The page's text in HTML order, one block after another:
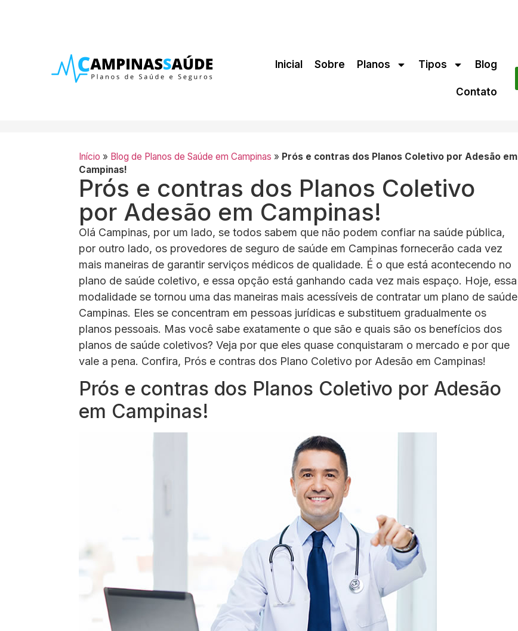
Inicial Sobre Planos Tipos Blog
Contato
Início » Blog de Planos de Saúde em Campinas » Prós e contras dos Planos Coletivo por Adesão em
Campinas!
Prós e contras dos Planos Coletivo
por Adesão em Campinas!
Olá Campinas, por um lado, se todos sabem que não podem confiar na saúde pública,
por outro lado, os provedores de seguro de saúde em Campinas fornecerão cada vez
mais maneiras de garantir serviços médicos de qualidade. É o que está acontecendo no
plano de saúde coletivo, e essa opção está ganhando cada vez mais espaço. Hoje, essa
modalidade se tornou uma das maneiras mais acessíveis de contratar um plano de saúde
Campinas. Eles se concentram em pessoas jurídicas e substituem gradualmente os
planos pessoais. Mas você sabe exatamente o que são e quais são os benefícios dos
planos de saúde coletivos? Veja por que eles quase conquistaram o mercado e por que
vale a pena. Confira, Prós e contras dos Plano Coletivo por Adesão em Campinas!
Prós e contras dos Planos Coletivo por Adesão
em Campinas!